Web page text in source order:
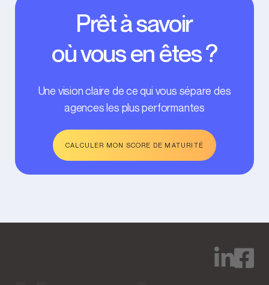
Prêt à savoir
où vous en êtes ?
Une vision claire de ce qui vous sépare des
agences les plus performantes
CALCULER MON SCORE DE MATURITÉ